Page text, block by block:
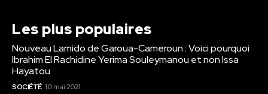
Les plus populaires
Nouveau Lamido de Garoua-Cameroun : Voici pourquoi
Ibrahim El Rachidine Yerima Souleymanou et non Issa
Hayatou
SOCIÉTÉ 10 mai 2021